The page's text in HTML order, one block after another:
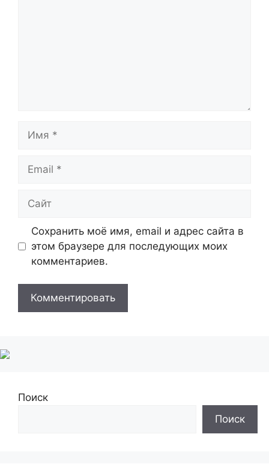
Сохранить моё имя, email и адрес сайта в
этом браузере для последующих моих
комментариев.
Поиск
Поиск